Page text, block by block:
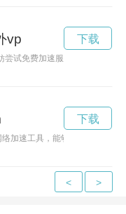
vp
尝试免费加速服务器，让你的
下载
加速工具，能够帮助用户快速
下载
< >